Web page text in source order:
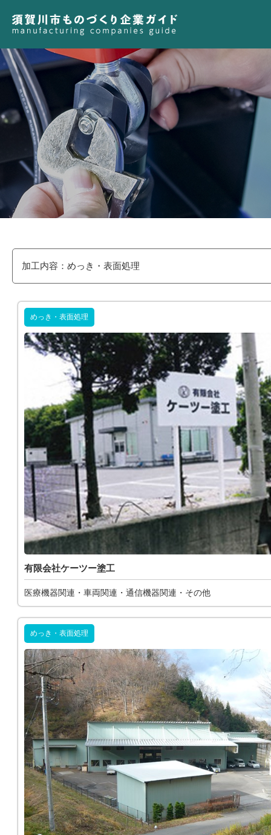
加工内容：めっき・表面処理
めっき・表面処理
有限会社ケーツー塗工
医療機器関連・車両関連・通信機器関連・その他
めっき・表面処理